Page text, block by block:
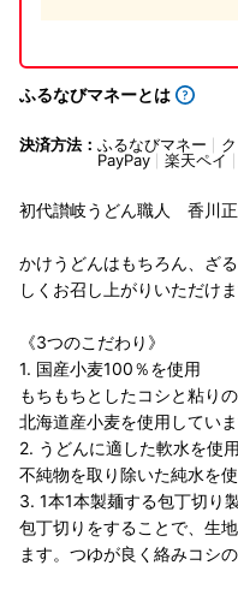
ふるなびマネーとは
決済方法： ふるなびマネー
PayPay
楽天ペイ
初代讃岐うどん職人 香川正
かけうどんはもちろん、ざ
しくお召し上がりいただけま
《3つのこだわり》
1. 国産小麦100％を使用
もちもちとしたコシと粘り
北海道産小麦を使用していま
2. うどんに適した軟水を使用
不純物を取り除いた純水を使
3. 1本1本製麺する包丁切り
包丁切りをすることで、生
ます。つゆが良く絡みコシ